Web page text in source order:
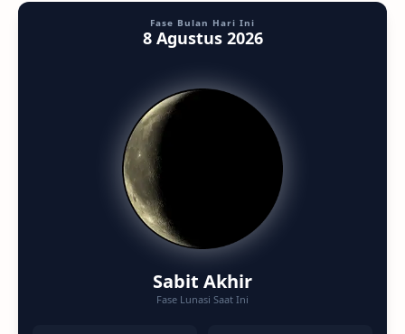
Fase Bulan Hari Ini
8 Agustus 2026
Sabit Akhir
Fase Lunasi Saat Ini